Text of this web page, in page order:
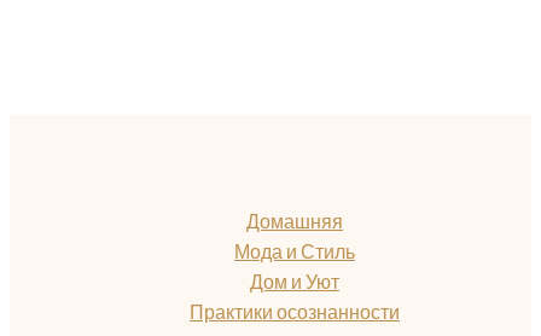
Домашняя
Мода и Стиль
Дом и Уют
Практики осознанности